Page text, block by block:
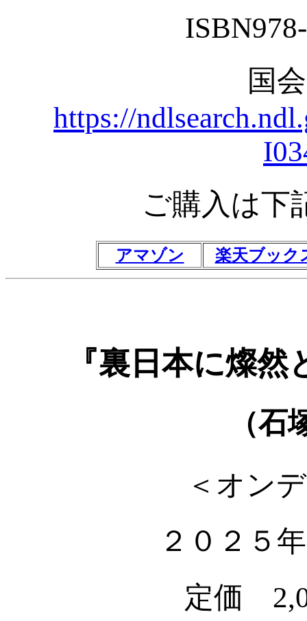
国
https://
ご購入は下
アマゾン 楽天ブック
『裏日本に燦
（石
＜オン
２０２５
定価